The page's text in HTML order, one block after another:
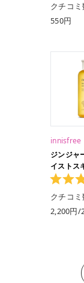
クチコミ
550円
innisfree
ジンジャ
イストス
クチコミ
2,200円/